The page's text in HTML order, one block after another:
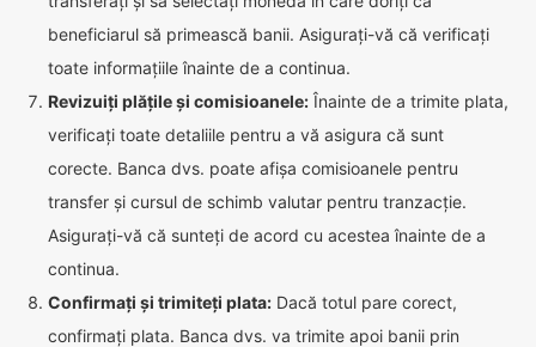
beneficiarul să primească banii. Asigurați-vă că verificați
toate informațiile înainte de a continua.
Revizuiți plățile și comisioanele: Înainte de a trimite plata,
verificați toate detaliile pentru a vă asigura că sunt
corecte. Banca dvs. poate afișa comisioanele pentru
transfer și cursul de schimb valutar pentru tranzacție.
Asigurați-vă că sunteți de acord cu acestea înainte de a
continua.
Confirmați și trimiteți plata: Dacă totul pare corect,
confirmați plata. Banca dvs. va trimite apoi banii prin